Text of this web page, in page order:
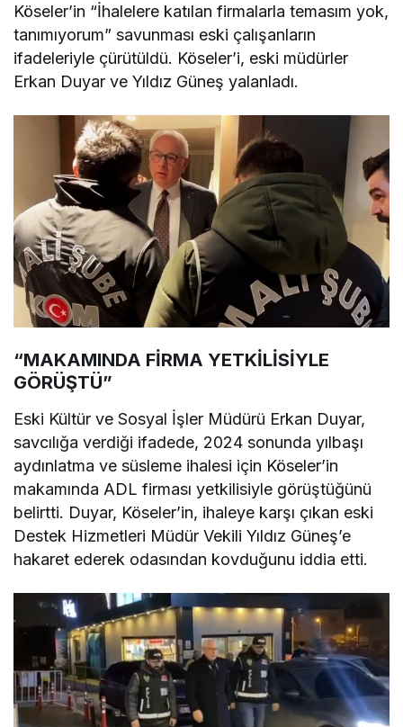
Köseler’in “İhalelere katılan firmalarla temasım yok,
tanımıyorum” savunması eski çalışanların
ifadeleriyle çürütüldü. Köseler’i, eski müdürler
Erkan Duyar ve Yıldız Güneş yalanladı.
“MAKAMINDA FİRMA YETKİLİSİYLE
GÖRÜŞTÜ”
Eski Kültür ve Sosyal İşler Müdürü Erkan Duyar,
savcılığa verdiği ifadede, 2024 sonunda yılbaşı
aydınlatma ve süsleme ihalesi için Köseler’in
makamında ADL firması yetkilisiyle görüştüğünü
belirtti. Duyar, Köseler’in, ihaleye karşı çıkan eski
Destek Hizmetleri Müdür Vekili Yıldız Güneş’e
hakaret ederek odasından kovduğunu iddia etti.